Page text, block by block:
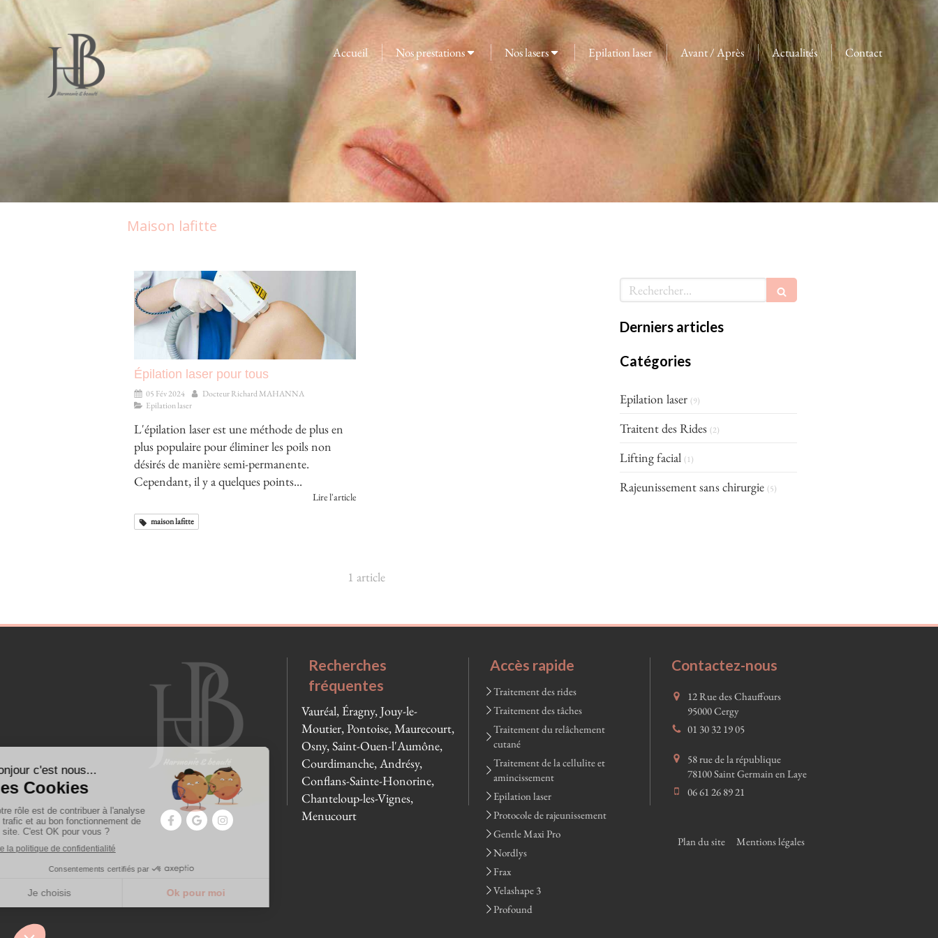
Accueil Nos prestations Nos lasers Epilation laser Avant / Après Actualités Contact
Maison lafitte
Épilation laser pour tous
05 Fév 2024
Docteur Richard MAHANNA
Epilation laser
L'épilation laser est une méthode de plus en
plus populaire pour éliminer les poils non
désirés de manière semi-permanente.
Cependant, il y a quelques points...
Lire l'article
maison lafitte
1 article
Rechercher
Derniers articles
Catégories
Epilation laser (9)
Traitent des Rides (2)
Lifting facial (1)
Rajeunissement sans chirurgie (5)
Recherches
fréquentes
Vauréal, Éragny, Jouy-le-
Moutier, Pontoise, Maurecourt,
Osny, Saint-Ouen-l'Aumône,
Courdimanche, Andrésy,
Conflans-Sainte-Honorine,
Chanteloup-les-Vignes,
Menucourt
Accès rapide
Traitement des rides
Traitement des tâches
Traitement du relâchement
cutané
Traitement de la cellulite et
amincissement
Epilation laser
Protocole de rajeunissement
Gentle Maxi Pro
Nordlys
Frax
Velashape 3
Profound
Contactez-nous
12 Rue des Chauffours
95000Cergy
01 30 32 19 05
58 rue de la république
78100Saint Germain en Laye
06 61 26 89 21
Plan du site Mentions légales